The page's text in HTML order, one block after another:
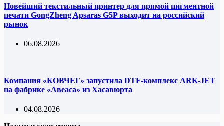
Новейший текстильный принтер для прямой пигментной
печати GongZheng Apsaras G5P выходит на российский
рынок
06.08.2026
Компания «КОВЧЕГ» запустила DTF-комплекс ARK-JET
на фабрике «Авеаса» из Хасавюрта
04.08.2026